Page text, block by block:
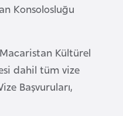
Konsolosluğu
Kültürel
dahil tüm vize
Başvuruları,